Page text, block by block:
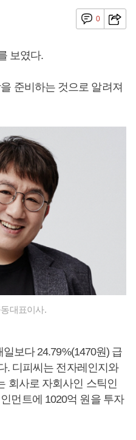
0
보였다.
준비하는 것으로 알려져
대표이사.
보다 24.79%(1470원) 급
. 디피씨는 전자레인지와
회사로 자회사인 스틱인
먼트에 1020억 원을 투자